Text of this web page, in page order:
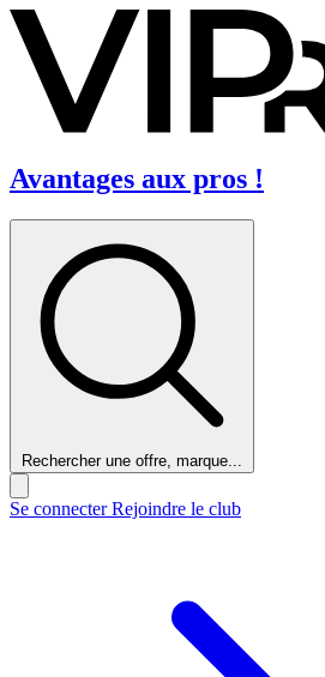
Avantages aux pros !
Rechercher une offre, marque...
Se connecterRejoindre le club